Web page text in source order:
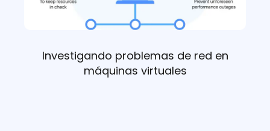
Investigando problemas de red en
máquinas virtuales